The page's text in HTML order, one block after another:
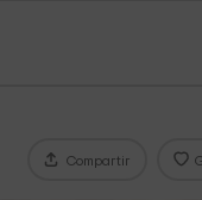
Compartir